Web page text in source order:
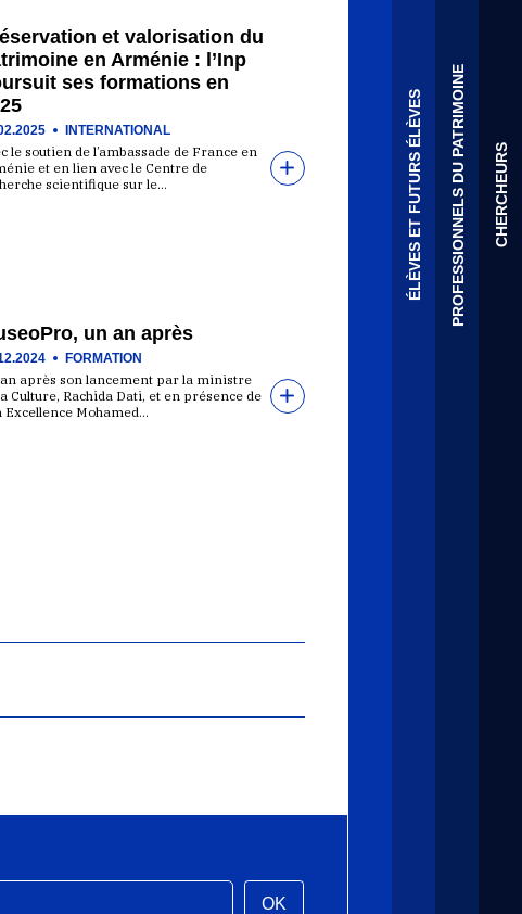
ÉLÈVES ET FUTURS ÉLÈVESPROFESSIONNELS DU PATRIMOINE CHERCHEURS
et valorisation du
en Arménie : l’Inp
ses formations en
INTERNATIONAL
le soutien de l’ambassade de France en
et en lien avec le Centre de
scientifique sur le…
un an après
FORMATION
après son lancement par la ministre
Culture, Rachida Dati, et en présence de
Excellence Mohamed…
OK